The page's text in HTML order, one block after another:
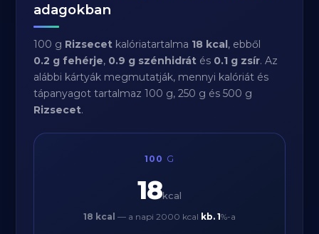
adagokban
100 g Rizsecet kalóriatartalma 18 kcal, ebből
0.2 g fehérje, 0.9 g szénhidrát és 0.1 g zsír. Az
alábbi kártyák megmutatják, mennyi kalóriát és
tápanyagot tartalmaz 100 g, 250 g és 500 g
Rizsecet.
100 G
18kcal
18 kcal — a napi 2000 kcal kb. 1%-a